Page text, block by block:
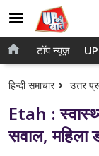
होम
टॉप न्यूज़
UP की बात
टॉप न्यूज़
हिन्दी समाचार उत्तर
Etah :
सवाल, महिला
गाजियाबाद
लखनऊ